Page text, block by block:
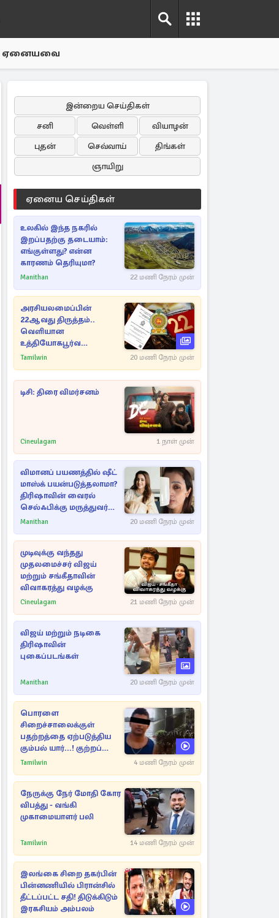
ஏனையவை
இன்றைய செய்திகள்
சனி
வெள்ளி
வியாழன்
புதன்
செவ்வாய்
திங்கள்
ஞாயிறு
ஏனைய செய்திகள்
உலகில் இந்த நகரில்
இறப்பதற்கு தடையாம்:
எங்குள்ளது? என்ன
காரணம் தெரியுமா?
Manithan 22 மணி நேரம் முன்
அரசியலமைப்பின்
22ஆவது திருத்தம்..
வெளியான
உத்தியோகபூர்வ
அறிவிப்பு!
Tamilwin 20 மணி நேரம் முன்
டிசி: திரை விமர்சனம்
Cineulagam 1 நாள் முன்
விமானப் பயணத்தில் ஷீட்
மாஸ்க் பயன்படுத்தலாமா?
திரிஷாவின் வைரல்
செல்ஃபிக்கு மருத்துவர்
விளக்கம்
Manithan 20 மணி நேரம் முன்
முடிவுக்கு வந்தது
முதலமைச்சர் விஜய்
மற்றும் சங்கீதாவின்
விவாகரத்து வழக்கு
Cineulagam 21 மணி நேரம் முன்
விஜய் மற்றும் நடிகை
திரிஷாவின்
புகைப்படங்கள்
Manithan 20 மணி நேரம் முன்
பொரளை
சிறைச்சாலைக்குள்
பதற்றத்தை ஏற்படுத்திய
கும்பல் யார்...! குற்றப்
பின்னணி தொடர்பில்
Tamilwin 4 மணி நேரம் முன்
நேருக்கு நேர் மோதி கோர
விபத்து - வங்கி
முகாமையாளர் பலி
Tamilwin 14 மணி நேரம் முன்
இலங்கை சிறை தகர்பின்
பின்னணியில் பிரான்சில்
தீட்டப்பட்ட சதி! திடுக்கிடும்
இரகசியம் அம்பலம்